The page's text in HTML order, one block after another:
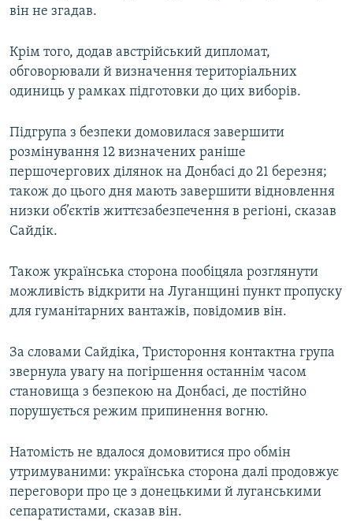
він не згадав.
Крім того, додав австрійський дипломат,
обговорювали й визначення територіальних
одиниць у рамках підготовки до цих виборів.
Підгрупа з безпеки домовилася завершити
розмінування 12 визначених раніше
першочергових ділянок на Донбасі до 21 березня;
також до цього дня мають завершити відновлення
низки об’єктів життєзабезпечення в регіоні, сказав
Сайдік.
Також українська сторона пообіцяла розглянути
можливість відкрити на Луганщині пункт пропуску
для гуманітарних вантажів, повідомив він.
За словами Сайдіка, Тристороння контактна група
звернула увагу на погіршення останнім часом
становища з безпекою на Донбасі, де постійно
порушується режим припинення вогню.
Натомість не вдалося домовитися про обмін
утримуваними: українська сторона далі продовжує
переговори про це з донецькими й луганськими
сепаратистами, сказав він.